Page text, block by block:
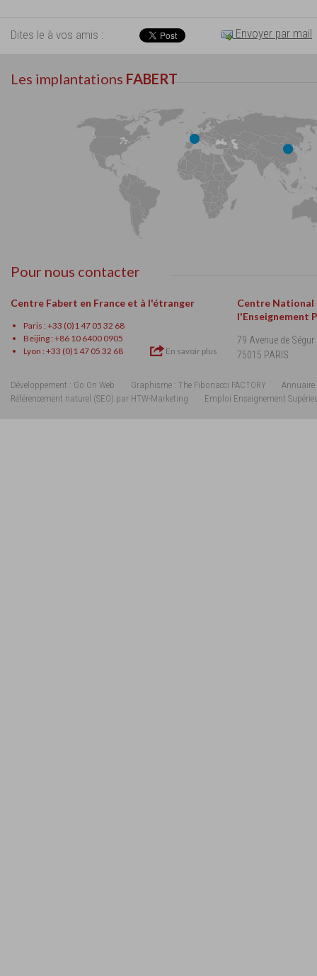
Dites le à vos amis : Envoyer par mail
Les implantations FABERT
Pour nous contacter
Centre Fabert en France et à l'étranger
Paris : +33 (0)1 47 05 32 68
Beijing : +86 10 6400 0905
Lyon : +33 (0)1 47 05 32 68
En savoir plus
Centre National
l'Enseignement
79 Avenue de Ségur
75015 PARIS
Développement : Go On Web Graphisme : The Fibonacci FACTORY
Annuaire
Référencement naturel (SEO) par HTW-Marketing
Emploi Enseignement